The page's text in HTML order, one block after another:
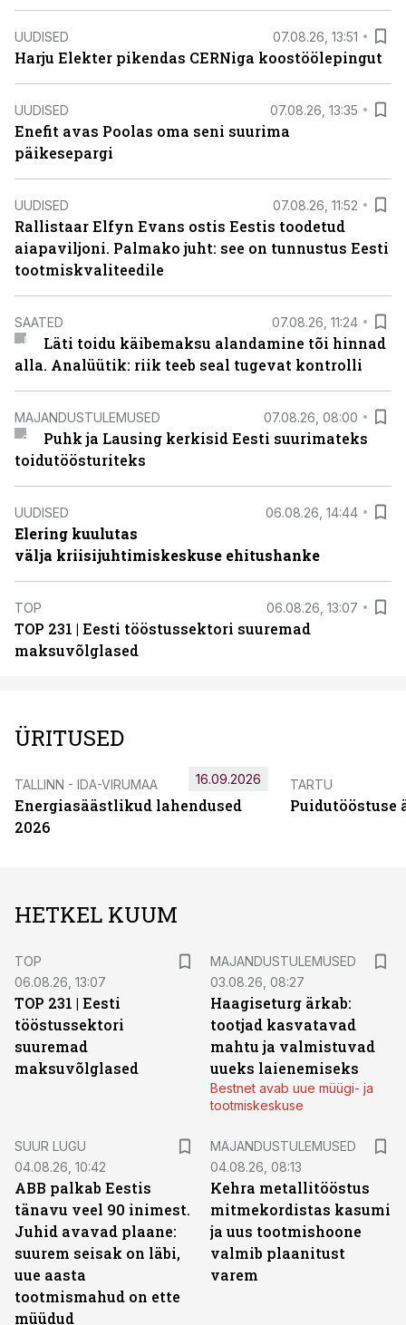
UUDISED 07.08.26, 13:51
Harju Elekter pikendas CERNiga koostöölepingut
UUDISED 07.08.26, 13:35
Enefit avas Poolas oma seni suurima
päikesepargi
UUDISED 07.08.26, 11:52
Rallistaar Elfyn Evans ostis Eestis toodetud
aiapaviljoni. Palmako juht: see on tunnustus Eesti
tootmiskvaliteedile
SAATED 07.08.26, 11:24
Läti toidu käibemaksu alandamine tõi hinnad
alla. Analüütik: riik teeb seal tugevat kontrolli
MAJANDUSTULEMUSED 07.08.26, 08:00
Puhk ja Lausing kerkisid Eesti suurimateks
toidutöösturiteks
UUDISED 06.08.26, 14:44
Elering kuulutas
välja kriisijuhtimiskeskuse ehitushanke
TOP 06.08.26, 13:07
TOP 231 | Eesti tööstussektori suuremad
maksuvõlglased
ÜRITUSED
TALLINN - IDA-VIRUMAA
Energiasäästlikud lahendused
2026
16.09.2026 TARTU
Puidutööstuse
HETKEL KUUM
TOP
06.08.26, 13:07
TOP 231 | Eesti
tööstussektori
suuremad
maksuvõlglased
MAJANDUSTULEMUSED
03.08.26, 08:27
Haagiseturg ärkab:
tootjad kasvatavad
mahtu ja valmistuvad
uueks laienemiseks
Bestnet avab uue müügi- ja
tootmiskeskuse
SUUR LUGU
04.08.26, 10:42
ABB palkab Eestis
tänavu veel 90 inimest.
Juhid avavad plaane:
suurem seisak on läbi,
uue aasta
tootmismahud on ette
müüdud
MAJANDUSTULEMUSED
04.08.26, 08:13
Kehra metallitööstus
mitmekordistas kasumi
ja uus tootmishoone
valmib plaanitust
varem